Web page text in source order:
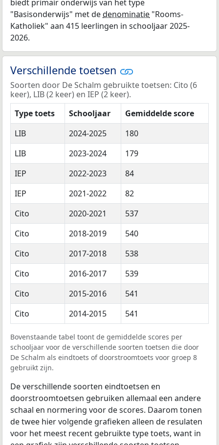
biedt primair onderwijs van het type
"Basisonderwijs" met dedenominatie "Rooms-
Katholiek" aan 415 leerlingen in schooljaar 2025-
2026.
Verschillende toetsen
Soorten door De Schalm gebruikte toetsen: Cito (6
keer), LIB (2 keer) en IEP (2 keer).
Type toets
Schooljaar
Gemiddelde score
LIB
2024-2025
180
LIB
2023-2024
179
IEP
2022-2023
84
IEP
2021-2022
82
Cito
2020-2021
537
Cito
2018-2019
540
Cito
2017-2018
538
Cito
2016-2017
539
Cito
2015-2016
541
Cito
2014-2015 541
Bovenstaande tabel toont de gemiddelde scores per
schooljaar voor de verschillende soorten toetsen die door
De Schalm als eindtoets of doorstroomtoets voor groep 8
gebruikt zijn.
De verschillende soorten eindtoetsen en
doorstroomtoetsen gebruiken allemaal een andere
schaal en normering voor de scores. Daarom tonen
de twee hier volgende grafieken alleen de resulaten
voor het meest recent gebruikte type toets, want in